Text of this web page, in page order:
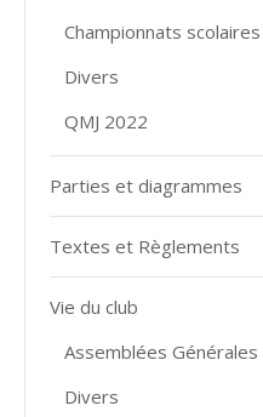
Championnats scolaires
Divers
QMJ 2022
Parties et diagrammes
Textes et Règlements
Vie du club
Assemblées Générales
Divers